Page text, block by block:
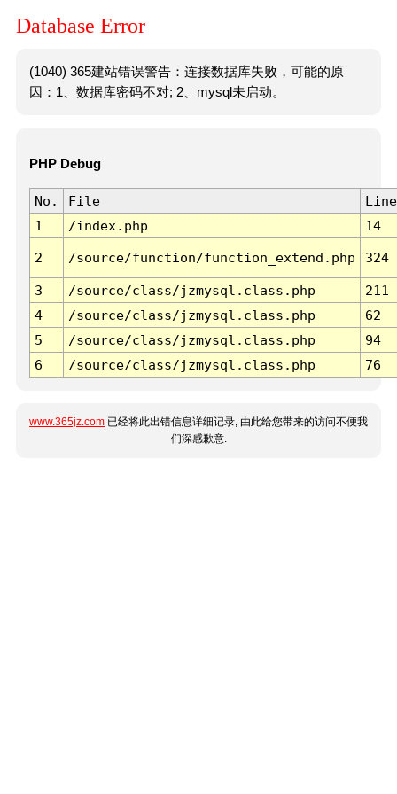
Database Error
(1040) 365建站错误警告：连接数据库失败，可能的原
因：1、数据库密码不对; 2、mysql未启动。
PHP Debug
No. File
Line
1
/index.php 14
2 /source/function/function_extend.php 324
3 /source/class/jzmysql.class.php
211
4
/source/class/jzmysql.class.php
62
5
/source/class/jzmysql.class.php
94
6
/source/class/jzmysql.class.php 76
www.365jz.com 已经将此出错信息详细记录, 由此给您带来的访问不便我
们深感歉意.